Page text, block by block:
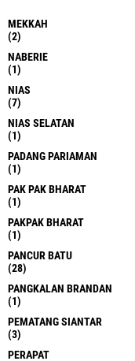
MEKKAH
(2)
NABERIE
(1)
NIAS
(7)
NIAS SELATAN
(1)
PADANG PARIAMAN
(1)
PAK PAK BHARAT
(1)
PAKPAK BHARAT
(1)
PANCUR BATU
(28)
PANGKALAN BRANDAN
(1)
PEMATANG SIANTAR
(3)
PERAPAT